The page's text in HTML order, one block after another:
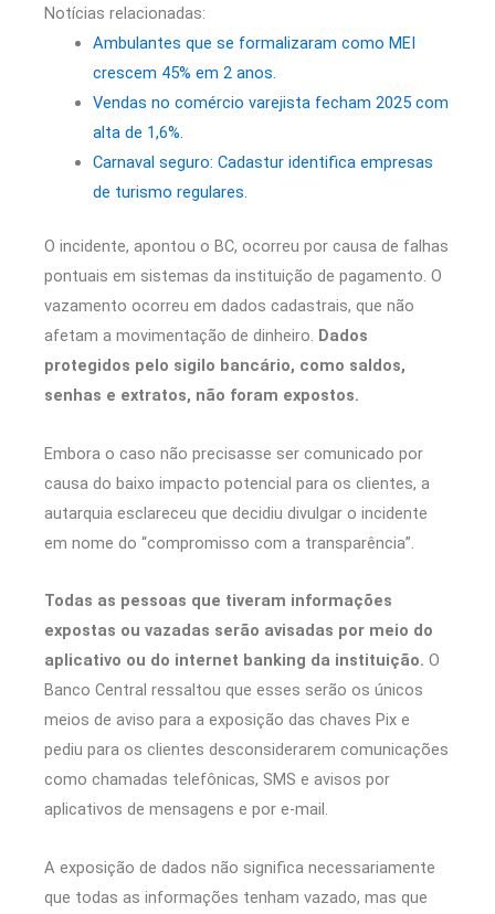
Notícias relacionadas:
Ambulantes que se formalizaram como MEI
crescem 45% em 2 anos.
Vendas no comércio varejista fecham 2025 com
alta de 1,6%.
Carnaval seguro: Cadastur identifica empresas
de turismo regulares.
O incidente, apontou o BC, ocorreu por causa de falhas
pontuais em sistemas da instituição de pagamento. O
vazamento ocorreu em dados cadastrais, que não
afetam a movimentação de dinheiro. Dados
protegidos pelo sigilo bancário, como saldos,
senhas e extratos, não foram expostos.
Embora o caso não precisasse ser comunicado por
causa do baixo impacto potencial para os clientes, a
autarquia esclareceu que decidiu divulgar o incidente
em nome do “compromisso com a transparência”.
Todas as pessoas que tiveram informações
expostas ou vazadas serão avisadas por meio do
aplicativo ou do internet banking da instituição. O
Banco Central ressaltou que esses serão os únicos
meios de aviso para a exposição das chaves Pix e
pediu para os clientes desconsiderarem comunicações
como chamadas telefônicas, SMS e avisos por
aplicativos de mensagens e por e-mail.
A exposição de dados não significa necessariamente
que todas as informações tenham vazado, mas que